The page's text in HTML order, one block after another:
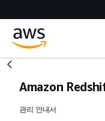
Amazon
관리 안내서